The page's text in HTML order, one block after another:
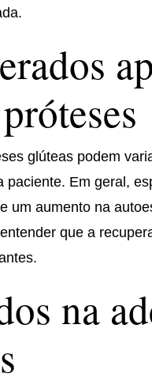
glúteas podem
Em geral,
um aumento na
que a
na